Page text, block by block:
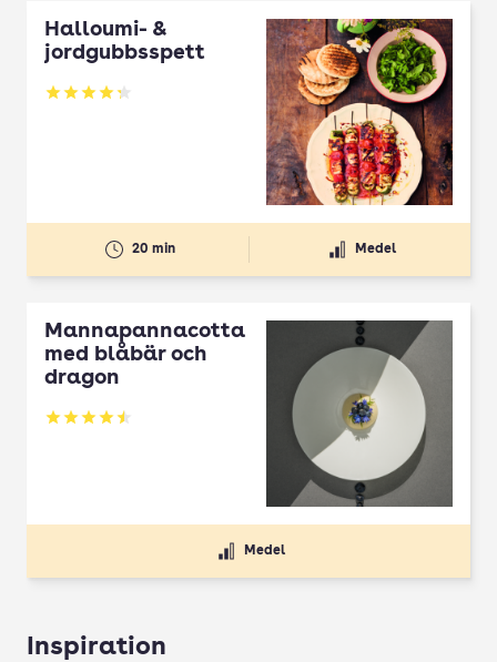
Halloumi- &
jordgubbsspett
Betyg: 4.3 av 5
20 min Medel
Mannapannacotta
med blåbär och
dragon
Betyg: 4.5 av 5
Medel
Inspiration